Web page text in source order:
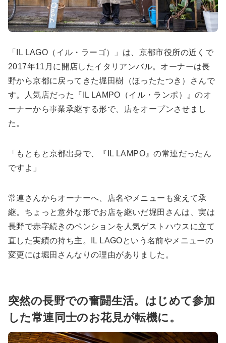
「IL LAGO（イル・ラーゴ）」は、京都市役所の近くで
2017年11月に開店したイタリアンバル。オーナーは長
野から京都に戻ってきた堀田樹（ほったたつき）さんで
す。人気店だった『IL LAMPO（イル・ランポ）』のオ
ーナーから事業承継する形で、店をオープンさせまし
た。
「もともと京都出身で、『IL LAMPO』の常連だったん
ですよ」
常連さんからオーナーへ、店名やメニューも変えて承
継。ちょっと意外な形でお店を継いだ堀田さんは、実は
長野で赤字続きのペンションを人気ゲストハウスに立て
直した実績の持ち主。IL LAGOという名前やメニューの
変更には堀田さんなりの理由がありました。
突然の長野での奮闘生活。はじめて参加
した常連同士のお花見が転機に。